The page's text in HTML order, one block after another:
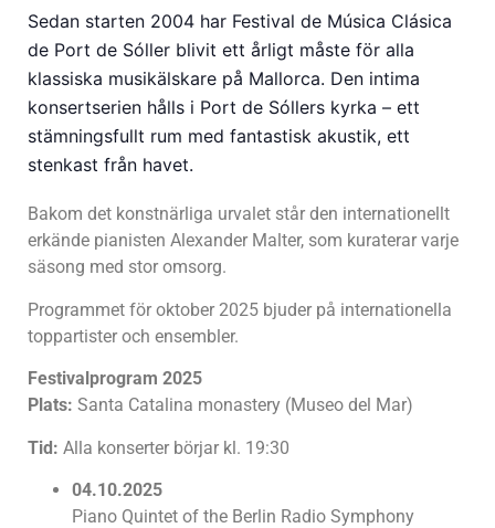
Sedan starten 2004 har Festival de Música Clásica
de Port de Sóller blivit ett årligt måste för alla
klassiska musikälskare på Mallorca. Den intima
konsertserien hålls i Port de Sóllers kyrka – ett
stämningsfullt rum med fantastisk akustik, ett
stenkast från havet.
Bakom det konstnärliga urvalet står den internationellt
erkände pianisten Alexander Malter, som kuraterar varje
säsong med stor omsorg.
Programmet för oktober 2025 bjuder på internationella
toppartister och ensembler.
Festivalprogram 2025
Plats: Santa Catalina monastery (Museo del Mar)
Tid: Alla konserter börjar kl. 19:30
04.10.2025
Piano Quintet of the Berlin Radio Symphony